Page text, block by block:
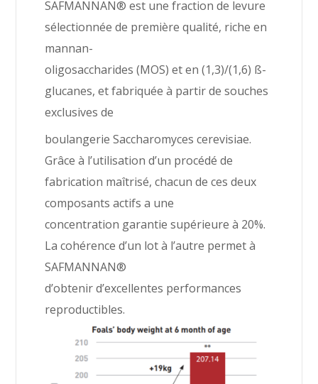
SAFMANNAN® est une fraction de levure
sélectionnée de première qualité, riche en
mannan-
oligosaccharides (MOS) et en (1,3)/(1,6) ß-
glucanes, et fabriquée à partir de souches
exclusives de
boulangerie Saccharomyces cerevisiae.
Grâce à l’utilisation d’un procédé de
fabrication maîtrisé, chacun de ces deux
composants actifs a une
concentration garantie supérieure à 20%.
La cohérence d’un lot à l’autre permet à
SAFMANNAN®
d’obtenir d’excellentes performances
reproductibles.